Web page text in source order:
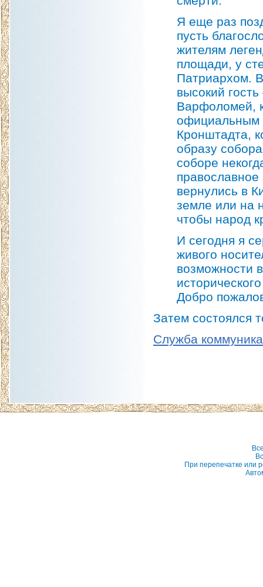
Я еще раз
пусть
жителям
площади, у
Патриархом.
высокий
Варфоломей,
официальным
Кронштадта,
образу
соборе
вернулись в
земле или на
чтобы народ
И сегодня я
живого
возможности
Добро
Затем состоялся
Служба
При перепечатке или